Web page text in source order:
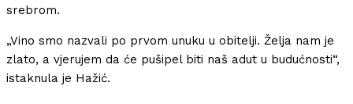
srebrom.
„Vino smo nazvali po prvom unuku u obitelji. Želja nam je
zlato, a vjerujem da će pušipel biti naš adut u budućnosti“,
istaknula je Hažić.